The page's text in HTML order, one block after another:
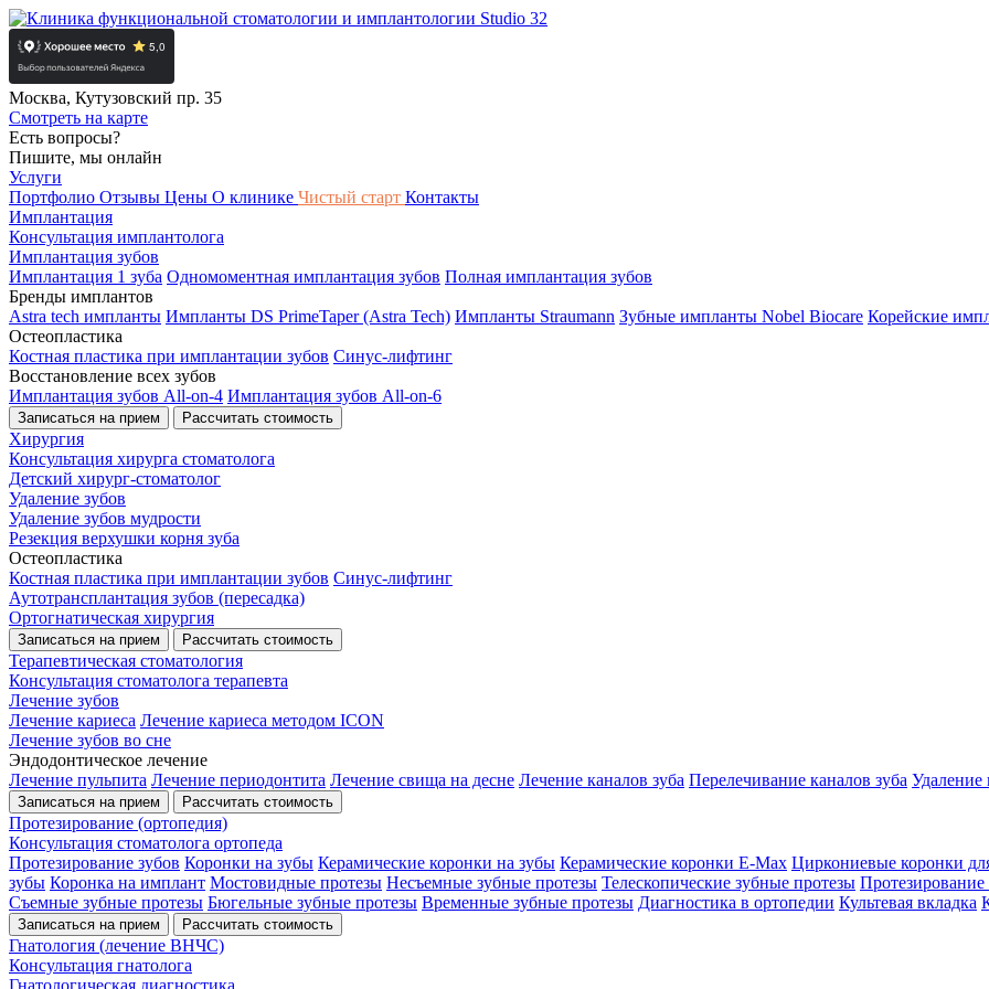
Москва, Кутузовский пр. 35
Смотреть на карте
Есть вопросы?
Пишите, мы онлайн
Услуги
Портфолио Отзывы Цены О клинике Чистый старт Контакты
Имплантация
Консультация имплантолога
Имплантация зубов
Имплантация 1 зуба Одномоментная имплантация зубов Полная имплантация зубов
Бренды имплантов
Astra tech импланты Импланты DS PrimeTaper (Astra Tech) Импланты Straumann Зубные импланты Nobel Biocare Корейские
Остеопластика
Костная пластика при имплантации зубов Синус-лифтинг
Восстановление всех зубов
Имплантация зубов All-on-4 Имплантация зубов All-on-6
Записаться на прием Рассчитать стоимость
Хирургия
Консультация хирурга стоматолога
Детский хирург-стоматолог
Удаление зубов
Удаление зубов мудрости
Резекция верхушки корня зуба
Остеопластика
Костная пластика при имплантации зубов Синус-лифтинг
Аутотрансплантация зубов (пересадка)
Ортогнатическая хирургия
Записаться на прием Рассчитать стоимость
Терапевтическая стоматология
Консультация стоматолога терапевта
Лечение зубов
Лечение кариеса Лечение кариеса методом ICON
Лечение зубов во сне
Эндодонтическое лечение
Лечение пульпита Лечение периодонтита Лечение свища на десне Лечение каналов зуба Перелечивание каналов зуба Удаление
Записаться на прием Рассчитать стоимость
Протезирование (ортопедия)
Консультация стоматолога ортопеда
Протезирование зубов Коронки на зубы Керамические коронки на зубы Керамические коронки E-Max Циркониевые коронки
зубы Коронка на имплант Мостовидные протезы Несъемные зубные протезы Телескопические зубные протезы
Съемные зубные протезы Бюгельные зубные протезы Временные зубные протезы Диагностика в ортопедии Культевая вкладка
Записаться на прием Рассчитать стоимость
Гнатология (лечение ВНЧС)
Консультация гнатолога
Гнатологическая диагностика